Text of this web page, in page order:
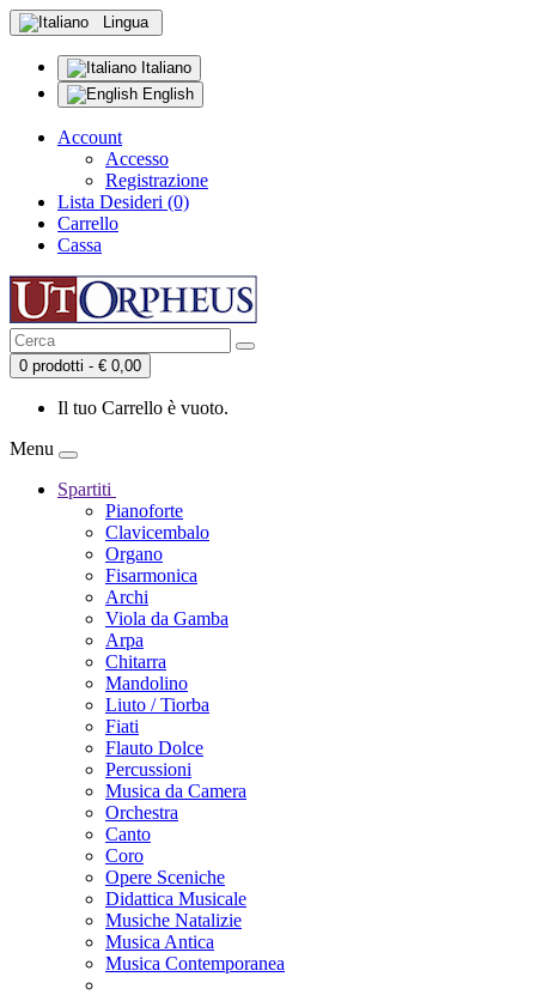
Lingua
Italiano
English
Account
Accesso
Registrazione
Lista Desideri (0)
Carrello
Cassa
0 prodotti - € 0,00
Il tuo Carrello è vuoto.
Menu
Spartiti
Pianoforte
Clavicembalo
Organo
Fisarmonica
Archi
Viola da Gamba
Arpa
Chitarra
Mandolino
Liuto / Tiorba
Fiati
Flauto Dolce
Percussioni
Musica da Camera
Orchestra
Canto
Coro
Opere Sceniche
Didattica Musicale
Musiche Natalizie
Musica Antica
Musica Contemporanea